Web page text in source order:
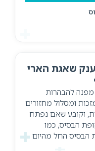
שאגת הארי
סעיף 4 להוראת הביצוע 7/2026 מפנה להבהרות
ומסלול מחזורים
3 להבהרות, וקובע שאם נפתח
הבסיס, כמו
החל מהיום